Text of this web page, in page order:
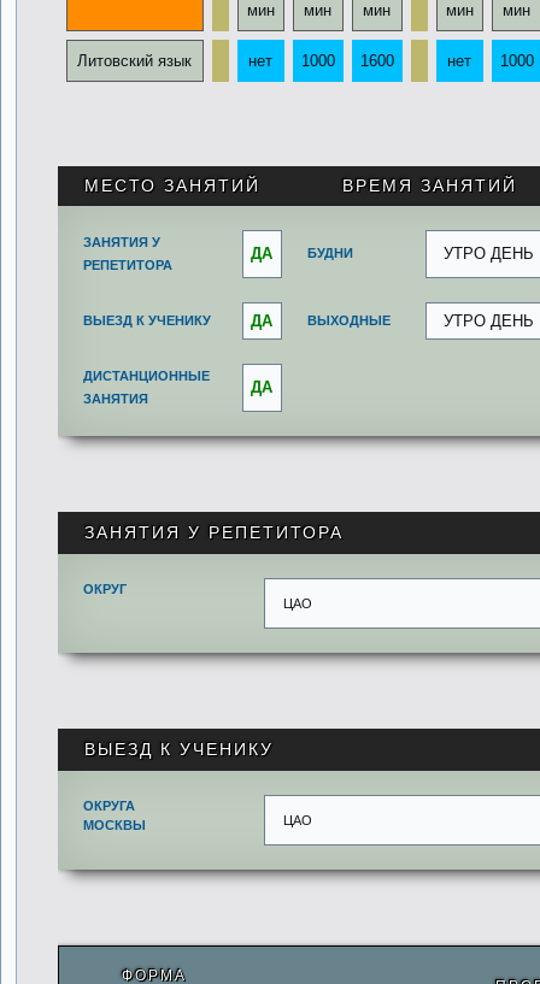
мин
мин
мин
мин
мин
Литовский язык нет 1000 1600 нет 1000
МЕСТО ЗАНЯТИЙ ВРЕМЯ ЗАНЯТИЙ
ЗАНЯТИЯ У
РЕПЕТИТОРА
ДА БУДНИ УТРО ДЕНЬ
ВЫЕЗД К УЧЕНИКУ ДА ВЫХОДНЫЕ УТРО ДЕНЬ
ДИСТАНЦИОННЫЕ
ЗАНЯТИЯ
ДА
ЗАНЯТИЯ У РЕПЕТИТОРА
ОКРУГ
ЦАО
ВЫЕЗД К УЧЕНИКУ
ОКРУГА
МОСКВЫ
ЦАО
ФОРМА